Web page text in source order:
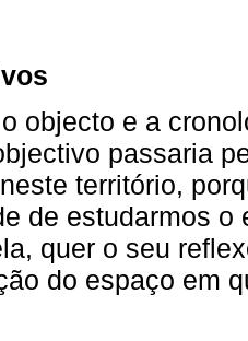
objecto e a
passaria
território,
de estudarmos
quer o seu
do espaço em